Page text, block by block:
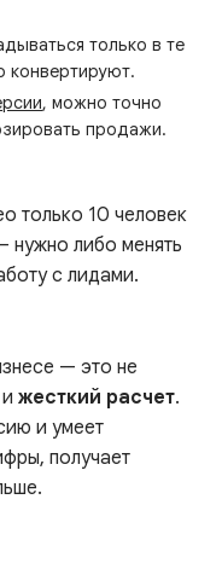
только в те
конвертируют.
, можно точно
продажи.
только 10 человек
нужно либо менять
с лидами.
— это не
ижесткий расчет.
и умеет
получает